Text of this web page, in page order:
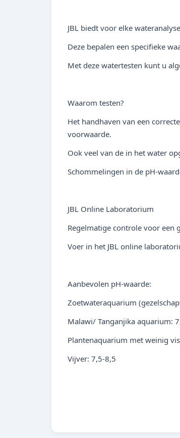
JBL biedt voor elke
Deze bepalen een specifieke
Met deze watertesten kunt u
Waarom testen?
Het handhaven van een
voorwaarde.
Ook veel van de in het water
Schommelingen in de pH-
JBL Online Laboratorium
Regelmatige controle voor
Voer in het JBL online
Aanbevolen pH-waarde:
Zoetwateraquarium
Malawi/ Tanganjika aquarium:
Plantenaquarium met weinig
Vijver: 7,5-8,5